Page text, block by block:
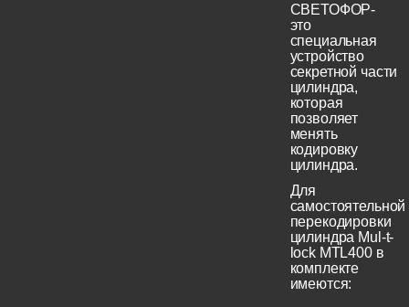
СВЕТОФОР-
это
специальная
устройство
секретной части
цилиндра,
которая
позволяет
менять
кодировку
цилиндра.
Для
самостоятельной
перекодировки
цилиндра Mul-t-
lock MTL400 в
комплекте
имеются: